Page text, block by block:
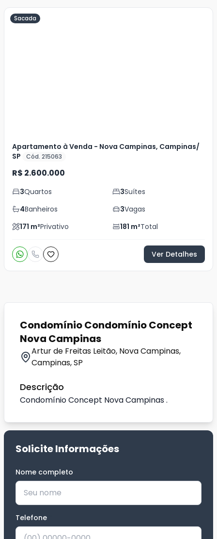
Sacada
Apartamento à Venda - Nova Campinas, Campinas/
SP
Cód. 215063
R$ 2.600.000
3Quartos 3Suítes
4Banheiros 3Vagas
171 m²Privativo 181 m²Total
Ver Detalhes
Condomínio Condomínio Concept
Nova Campinas
Artur de Freitas Leitão, Nova Campinas,
Campinas, SP
Descrição
Condomínio Concept Nova Campinas .
Solicite Informações
Nome completo
Telefone